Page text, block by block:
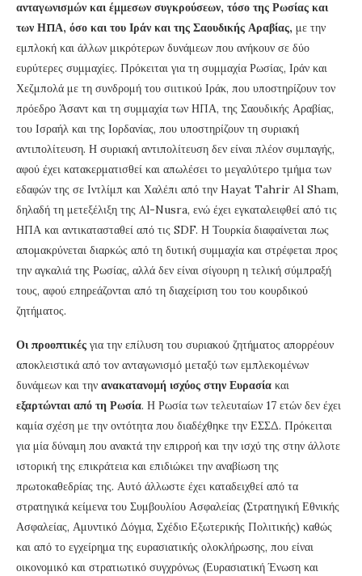
ανταγωνισμών και έμμεσων συγκρούσεων, τόσο της Ρωσίας και
των ΗΠΑ, όσο και του Ιράν και της Σαουδικής Αραβίας, με την
εμπλοκή και άλλων μικρότερων δυνάμεων που ανήκουν σε δύο
ευρύτερες συμμαχίες. Πρόκειται για τη συμμαχία Ρωσίας, Ιράν και
Χεζμπολά με τη συνδρομή του σιιτικού Ιράκ, που υποστηρίζουν τον
πρόεδρο Άσαντ και τη συμμαχία των ΗΠΑ, της Σαουδικής Αραβίας,
του Ισραήλ και της Ιορδανίας, που υποστηρίζουν τη συριακή
αντιπολίτευση. Η συριακή αντιπολίτευση δεν είναι πλέον συμπαγής,
αφού έχει κατακερματισθεί και απωλέσει το μεγαλύτερο τμήμα των
εδαφών της σε Ιντλίμπ και Χαλέπι από την Hayat Tahrir Al Sham,
δηλαδή τη μετεξέλιξη της Al-Nusra, ενώ έχει εγκαταλειφθεί από τις
ΗΠΑ και αντικατασταθεί από τις SDF. Η Τουρκία διαφαίνεται πως
απομακρύνεται διαρκώς από τη δυτική συμμαχία και στρέφεται προς
την αγκαλιά της Ρωσίας, αλλά δεν είναι σίγουρη η τελική σύμπραξή
τους, αφού επηρεάζονται από τη διαχείριση του του κουρδικού
ζητήματος.
Οι προοπτικές για την επίλυση του συριακού ζητήματος απορρέουν
αποκλειστικά από τον ανταγωνισμό μεταξύ των εμπλεκομένων
δυνάμεων και την ανακατανομή ισχύος στην Ευρασία και
εξαρτώνται από τη Ρωσία. Η Ρωσία των τελευταίων 17 ετών δεν έχει
καμία σχέση με την οντότητα που διαδέχθηκε την ΕΣΣΔ. Πρόκειται
για μία δύναμη που ανακτά την επιρροή και την ισχύ της στην άλλοτε
ιστορική της επικράτεια και επιδιώκει την αναβίωση της
πρωτοκαθεδρίας της. Αυτό άλλωστε έχει καταδειχθεί από τα
στρατηγικά κείμενα του Συμβουλίου Ασφαλείας (Στρατηγική Εθνικής
Ασφαλείας, Αμυντικό Δόγμα, Σχέδιο Εξωτερικής Πολιτικής) καθώς
και από το εγχείρημα της ευρασιατικής ολοκλήρωσης, που είναι
οικονομικό και στρατιωτικό συγχρόνως (Ευρασιατική Ένωση και